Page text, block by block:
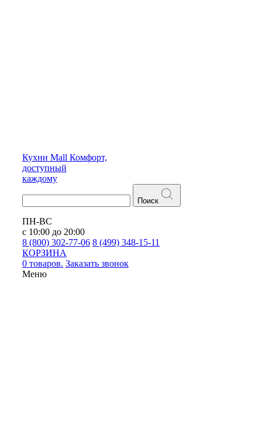
Кухни Mall Комфорт,
доступный
каждому
Поиск
ПН-ВС
с 10:00 до 20:00
8 (800) 302-77-06 8 (499) 348-15-11
КОРЗИНА
0 товаров. Заказать звонок
Меню